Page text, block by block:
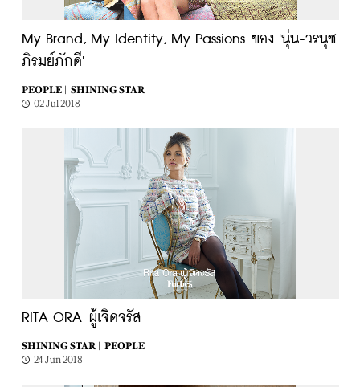
My Brand, My Identity, My Passions ของ 'นุ่น-วรนุช
ภิรมย์ภักดี'
PEOPLE |
SHINING STAR
02 Jul 2018
RITA ORA ผู้เจิดจรัส
SHINING STAR |
PEOPLE
24 Jun 2018